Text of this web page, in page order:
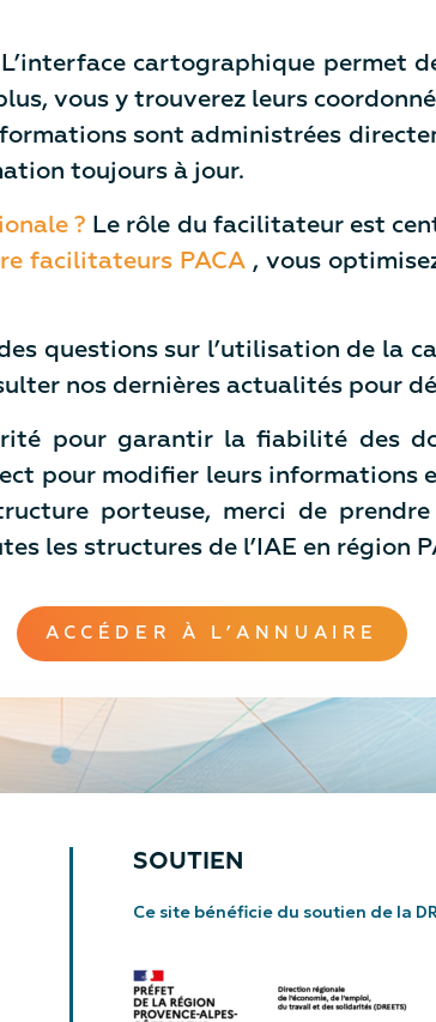
L’interface cartographique permet
vous y trouverez leurs
sont administrées
toujours à jour.
? Le rôle du facilitateur est
facilitateurs PACA , vous
questions sur l’utilisation de la
nos dernières actualités pour
pour garantir la fiabilité des
pour modifier leurs informations
porteuse, merci de
les structures de l’IAE en région
ACCÉDER À L’ANNUAIRE
SOUTIEN
Ce site bénéficie du soutien de la